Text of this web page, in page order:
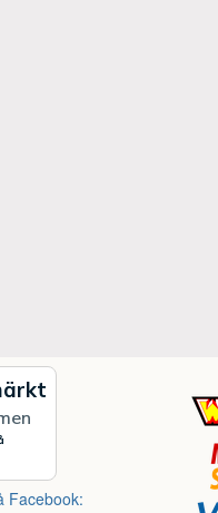
Facebook: